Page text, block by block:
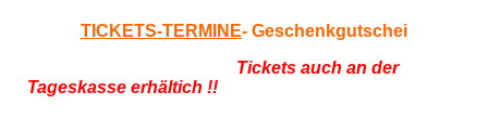
TICKETS-TERMINE- Geschenkgutschei
Tickets auch an der
Tageskasse erhältich !!